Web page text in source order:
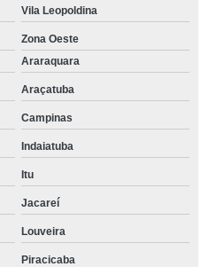
Vila Leopoldina
Zona Oeste
Araraquara
Araçatuba
Campinas
Indaiatuba
Itu
Jacareí
Louveira
Piracicaba